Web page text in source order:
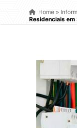
Home»
Residenciais em